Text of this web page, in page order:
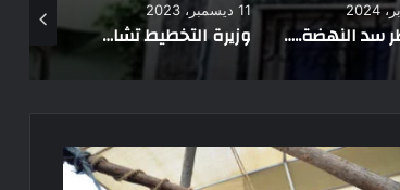
مخاطر سد النهضة.. خبراء يحذرون من كارثة وشيكة بسبب الزلازل المتزايدة في إثيوبيا
11 ديسمبر، 2023
وزيرة التخطيط تشارك في ثاني أيام الانتخابات الرئاسية
7 سبتمبر، 2023